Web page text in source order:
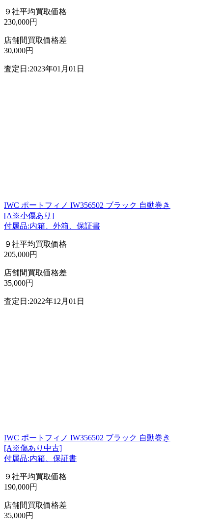
９社平均買取価格
230,000円
店舗間買取価格差
30,000円
査定日:2023年01月01日
IWC ポートフィノ IW356502 ブラック 自動巻き
[A※小傷あり]
付属品:内箱、外箱、保証書
９社平均買取価格
205,000円
店舗間買取価格差
35,000円
査定日:2022年12月01日
IWC ポートフィノ IW356502 ブラック 自動巻き
[A※傷あり中古]
付属品:内箱、保証書
９社平均買取価格
190,000円
店舗間買取価格差
35,000円